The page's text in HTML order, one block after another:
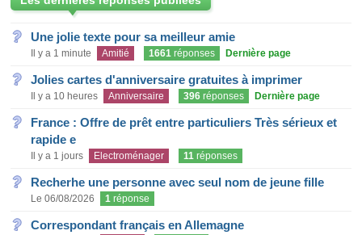
Une jolie texte pour sa meilleur amie
Il y a 1 minute Amitié 1661 réponses Dernière page
Jolies cartes d'anniversaire gratuites à imprimer
Il y a 10 heures Anniversaire 396 réponses Dernière page
France : Offre de prêt entre particuliers Très sérieux et
rapide e
Il y a 1 jours Electroménager 11 réponses
Recherhe une personne avec seul nom de jeune fille
Le 06/08/2026 1 réponse
Correspondant français en Allemagne